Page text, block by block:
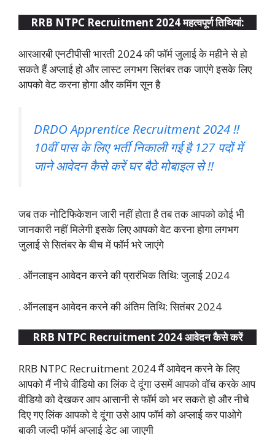
RRB NTPC Recruitment 2024 महत्वपूर्ण तिथियां:
आरआरबी एनटीपीसी भारती 2024 की फॉर्म जुलाई के महीने से हो
सकते हैं अप्लाई हो और लास्ट लगभग सितंबर तक जाएंगे इसके लिए
आपको वेट करना होगा और कमिंग सून है
DRDO Apprentice Recruitment 2024 !!
10वीं पास के लिए भर्ती निकाली गई है 127 पदों में
जाने आवेदन कैसे करें घर बैठे मोबाइल से !!
जब तक नोटिफिकेशन जारी नहीं होता है तब तक आपको कोई भी
जानकारी नहीं मिलेगी इसके लिए आपको वेट करना होगा लगभग
जुलाई से सितंबर के बीच में फॉर्म भरे जाएंगे
. ऑनलाइन आवेदन करने की प्रारंभिक तिथि: जुलाई 2024
. ऑनलाइन आवेदन करने की अंतिम तिथि: सितंबर 2024
RRB NTPC Recruitment 2024 आवेदन कैसे करें
RRB NTPC Recruitment 2024 मैं आवेदन करने के लिए
आपको मैं नीचे वीडियो का लिंक दे दूंगा उसमें आपको वॉच करके आप
वीडियो को देखकर आप आसानी से फॉर्म को भर सकते हो और नीचे
दिए गए लिंक आपको दे दूंगा उसे आप फॉर्म को अप्लाई कर पाओगे
बाकी जल्दी फॉर्म अप्लाई डेट आ जाएगी